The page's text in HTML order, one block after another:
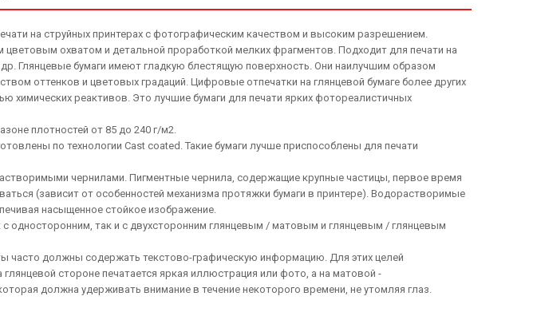
на струйных принтерах с фотографическим качеством и высоким разрешением.
охватом и детальной проработкой мелких фрагментов. Подходит для печати на
Глянцевые бумаги имеют гладкую блестящую поверхность. Они наилучшим образом
оттенков и цветовых градаций. Цифровые отпечатки на глянцевой бумаге более других
химических реактивов. Это лучшие бумаги для печати ярких фотореалистичных
плотностей от 85 до 240 г/м2.
по технологии Cast coated. Такие бумаги лучше приспособлены для печати
чернилами. Пигментные чернила, содержащие крупные частицы, первое время
(зависит от особенностей механизма протяжки бумаги в принтере). Водорастворимые
насыщенное стойкое изображение.
с односторонним, так и с двухсторонним глянцевым / матовым и глянцевым / глянцевым
часто должны содержать текстово-графическую информацию. Для этих целей
стороне печатается яркая иллюстрация или фото, а на матовой -
должна удерживать внимание в течение некоторого времени, не утомляя глаз.